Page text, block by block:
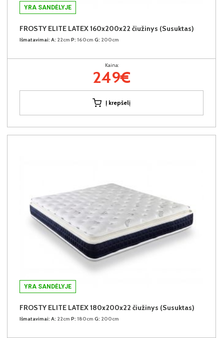
YRA SANDĖLYJE
FROSTY ELITE LATEX 160x200x22 čiužinys (Susuktas)
Išmatavimai: A: 22cm P: 160cm G: 200cm
Kaina:
249€
Į krepšelį
YRA SANDĖLYJE
FROSTY ELITE LATEX 180x200x22 čiužinys (Susuktas)
Išmatavimai: A: 22cm P: 180cm G: 200cm